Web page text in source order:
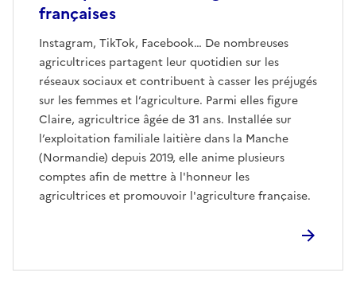
françaises
Instagram, TikTok, Facebook… De nombreuses
agricultrices partagent leur quotidien sur les
réseaux sociaux et contribuent à casser les préjugés
sur les femmes et l’agriculture. Parmi elles figure
Claire, agricultrice âgée de 31 ans. Installée sur
l’exploitation familiale laitière dans la Manche
(Normandie) depuis 2019, elle anime plusieurs
comptes afin de mettre à l'honneur les
agricultrices et promouvoir l'agriculture française.